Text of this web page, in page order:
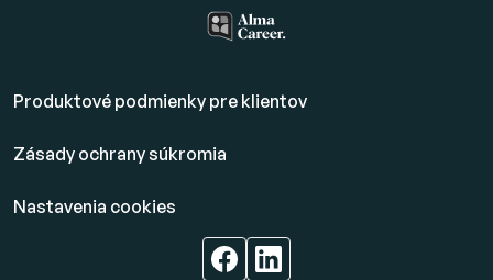
Produktové podmienky pre klientov
Zásady ochrany súkromia
Nastavenia cookies